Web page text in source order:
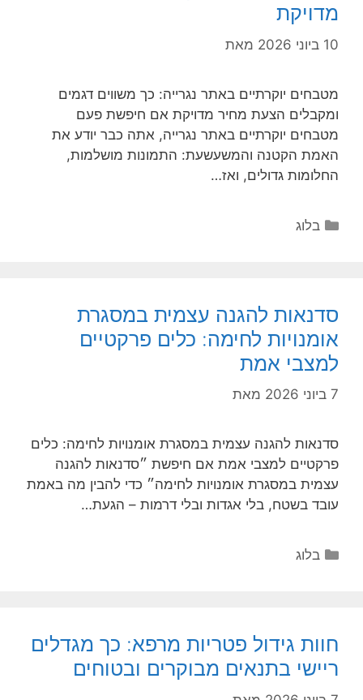
מדויקת
10 ביוני 2026 מאת
מטבחים יוקרתיים באתר נגרייה: כך משווים דגמים
ומקבלים הצעת מחיר מדויקת אם חיפשת פעם
מטבחים יוקרתיים באתר נגרייה, אתה כבר יודע את
האמת הקטנה והמשעשעת: התמונות מושלמות,
החלומות גדולים, ואז…
קטגוריות
בלוג
סדנאות להגנה עצמית במסגרת
אומנויות לחימה: כלים פרקטיים
למצבי אמת
7 ביוני 2026 מאת
סדנאות להגנה עצמית במסגרת אומנויות לחימה: כלים
פרקטיים למצבי אמת אם חיפשת ״סדנאות להגנה
עצמית במסגרת אומנויות לחימה״ כדי להבין מה באמת
עובד בשטח, בלי אגדות ובלי דרמות – הגעת…
קטגוריות
בלוג
חוות גידול פטריות מרפא: כך מגדלים
ריישי בתנאים מבוקרים ובטוחים